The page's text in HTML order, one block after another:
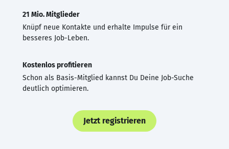
21 Mio. Mitglieder
Knüpf neue Kontakte und erhalte Impulse für ein
besseres Job-Leben.
Kostenlos profitieren
Schon als Basis-Mitglied kannst Du Deine Job-Suche
deutlich optimieren.
Jetzt registrieren